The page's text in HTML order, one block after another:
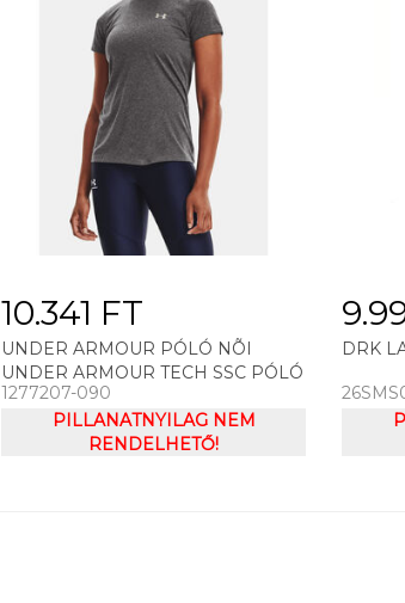
10.341 FT
UNDER ARMOUR PÓLÓ NÕI
UNDER ARMOUR TECH SSC PÓLÓ
- EGYSZÍN
1277207-090
PILLANATNYILAG NEM
RENDELHETŐ!
DRK